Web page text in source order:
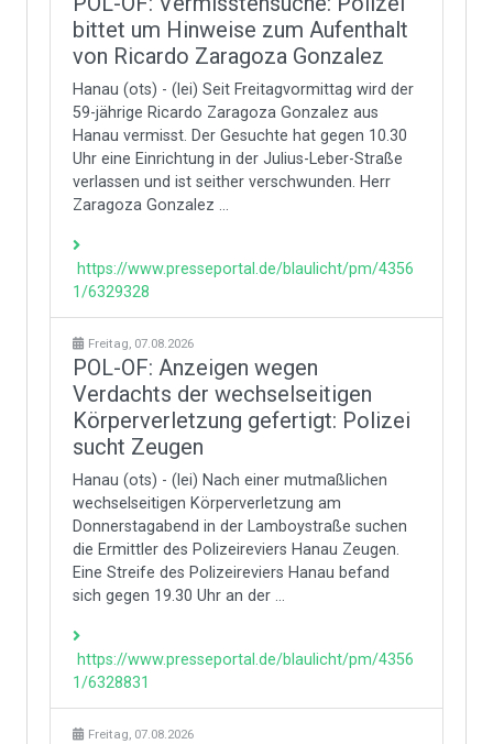
bittet um Hinweise zum Aufenthalt
von Ricardo Zaragoza Gonzalez
Hanau (ots) - (lei) Seit Freitagvormittag wird der
59-jährige Ricardo Zaragoza Gonzalez aus
Hanau vermisst. Der Gesuchte hat gegen 10.30
Uhr eine Einrichtung in der Julius-Leber-Straße
verlassen und ist seither verschwunden. Herr
Zaragoza Gonzalez ...
https://www.presseportal.de/blaulicht/pm/4356
1/6329328
Freitag, 07.08.2026
POL-OF: Anzeigen wegen
Verdachts der wechselseitigen
Körperverletzung gefertigt: Polizei
sucht Zeugen
Hanau (ots) - (lei) Nach einer mutmaßlichen
wechselseitigen Körperverletzung am
Donnerstagabend in der Lamboystraße suchen
die Ermittler des Polizeireviers Hanau Zeugen.
Eine Streife des Polizeireviers Hanau befand
sich gegen 19.30 Uhr an der ...
https://www.presseportal.de/blaulicht/pm/4356
1/6328831
Freitag, 07.08.2026